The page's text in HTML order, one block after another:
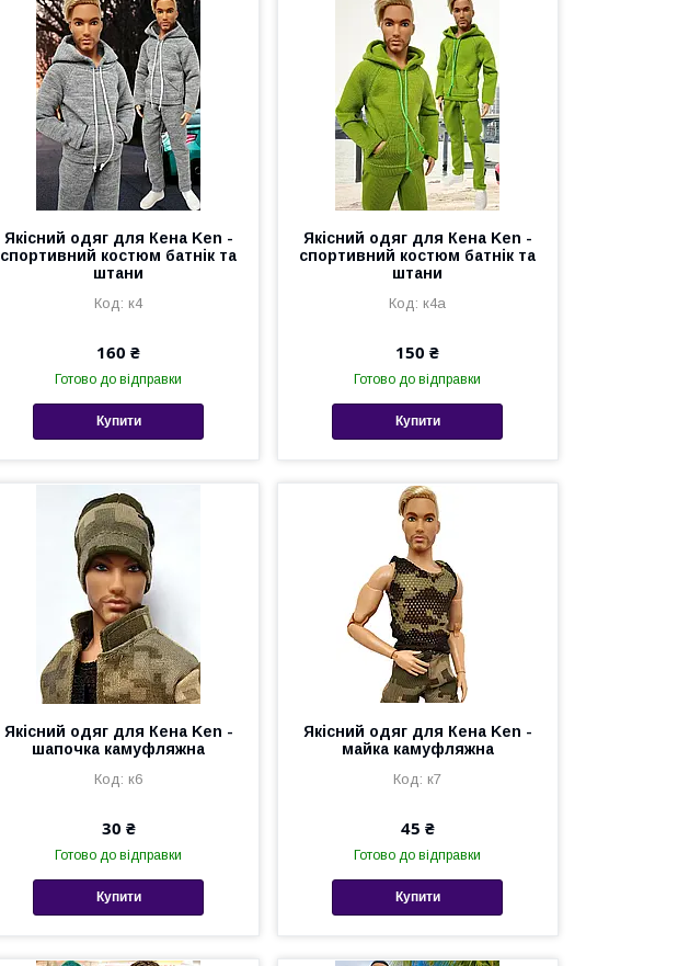
Якісний одяг для Кена Ken -
спортивний костюм батнік та
штани
к4
160 ₴
Готово до відправки
Купити
Якісний одяг для Кена Ken -
спортивний костюм батнік та
штани
к4а
150 ₴
Готово до відправки
Купити
Якісний одяг для Кена Ken -
шапочка камуфляжна
к6
30 ₴
Готово до відправки
Купити
Якісний одяг для Кена Ken -
майка камуфляжна
к7
45 ₴
Готово до відправки
Купити